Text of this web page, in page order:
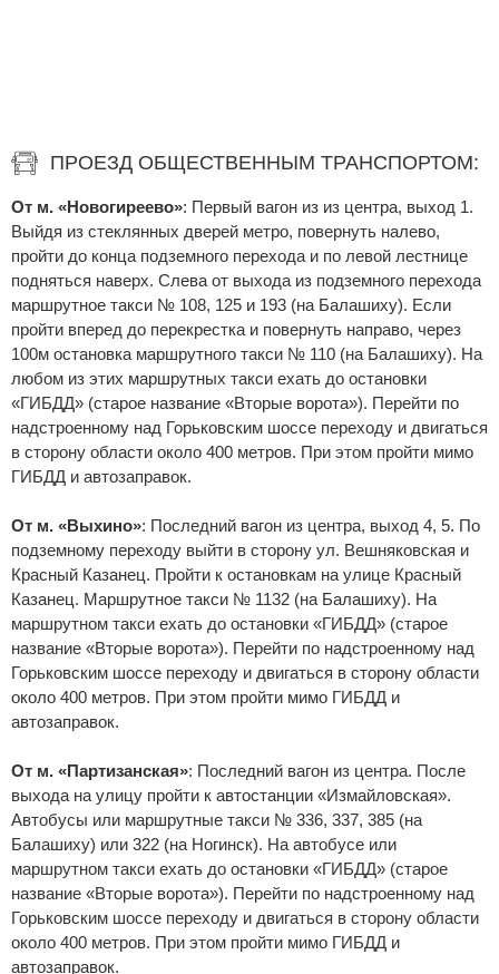
ПРОЕЗД ОБЩЕСТВЕННЫМ ТРАНСПОРТОМ:
От м. «Новогиреево»: Первый вагон из из центра, выход 1.
Выйдя из стеклянных дверей метро, повернуть налево,
пройти до конца подземного перехода и по левой лестнице
подняться наверх. Слева от выхода из подземного перехода
маршрутное такси № 108, 125 и 193 (на Балашиху). Если
пройти вперед до перекрестка и повернуть направо, через
100м остановка маршрутного такси № 110 (на Балашиху). На
любом из этих маршрутных такси ехать до остановки
«ГИБДД» (старое название «Вторые ворота»). Перейти по
надстроенному над Горьковским шоссе переходу и двигаться
в сторону области около 400 метров. При этом пройти мимо
ГИБДД и автозаправок.
От м. «Выхино»: Последний вагон из центра, выход 4, 5. По
подземному переходу выйти в сторону ул. Вешняковская и
Красный Казанец. Пройти к остановкам на улице Красный
Казанец. Маршрутное такси № 1132 (на Балашиху). На
маршрутном такси ехать до остановки «ГИБДД» (старое
название «Вторые ворота»). Перейти по надстроенному над
Горьковским шоссе переходу и двигаться в сторону области
около 400 метров. При этом пройти мимо ГИБДД и
автозаправок.
От м. «Партизанская»: Последний вагон из центра. После
выхода на улицу пройти к автостанции «Измайловская».
Автобусы или маршрутные такси № 336, 337, 385 (на
Балашиху) или 322 (на Ногинск). На автобусе или
маршрутном такси ехать до остановки «ГИБДД» (старое
название «Вторые ворота»). Перейти по надстроенному над
Горьковским шоссе переходу и двигаться в сторону области
около 400 метров. При этом пройти мимо ГИБДД и
автозаправок.